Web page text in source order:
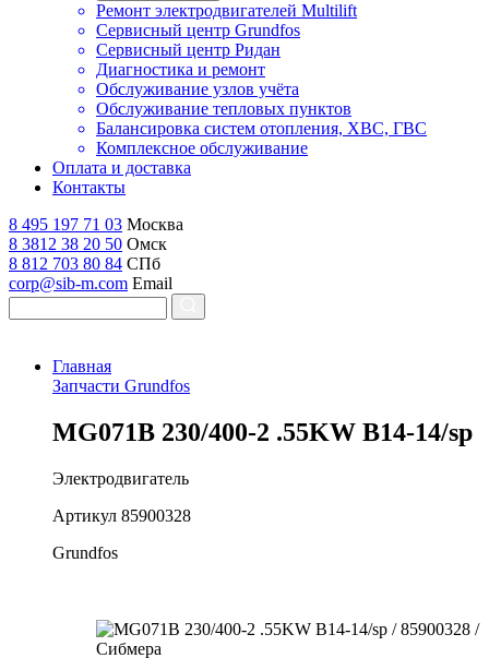
Ремонт электродвигателей Multilift
Сервисный центр Grundfos
Сервисный центр Ридан
Диагностика и ремонт
Обслуживание узлов учёта
Обслуживание тепловых пунктов
Балансировка систем отопления, ХВС, ГВС
Комплексное обслуживание
Оплата и доставка
Контакты
8 495 197 71 03 Москва
8 3812 38 20 50 Омск
8 812 703 80 84 СПб
corp@sib-m.com Email
Главная
Запчасти Grundfos
MG071B 230/400-2 .55KW B14-14/sp
Электродвигатель
Артикул 85900328
Grundfos